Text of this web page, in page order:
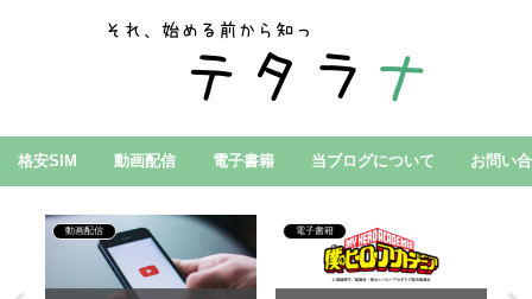
格安SIM 動画配信 電子書籍 当ブログについて お問い
動画配信 電子書籍